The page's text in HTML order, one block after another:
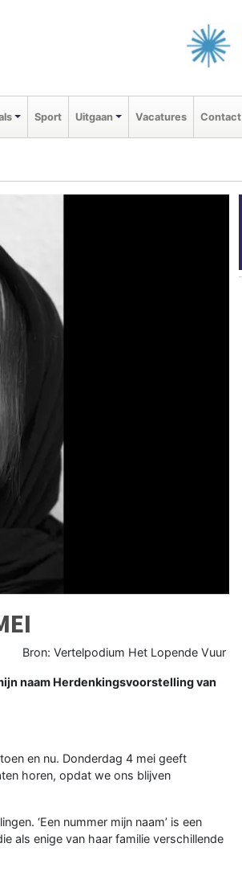
Sport Uitgaan Vacatures Contact
Bron: Vertelpodium Het Lopende Vuur
naam Herdenkingsvoorstelling van
en nu. Donderdag 4 mei geeft
horen, opdat we ons blijven
‘Een nummer mijn naam’ is een
als enige van haar familie verschillende